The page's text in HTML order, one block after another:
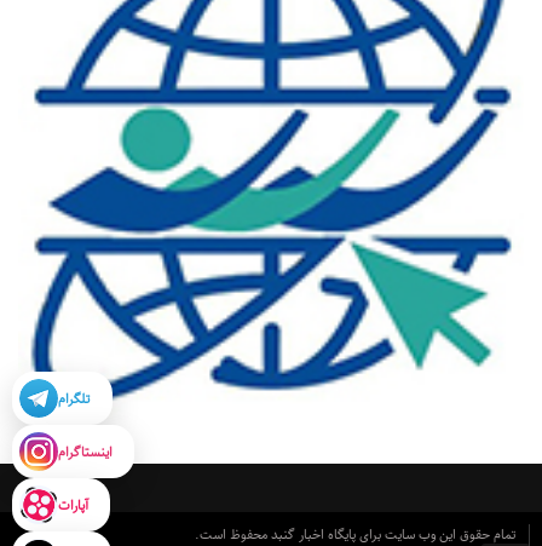
تمام حقوق این وب سایت برای پایگاه اخبار گنبد محفوظ است.
تلگرام
اینستاگرام
آپارات